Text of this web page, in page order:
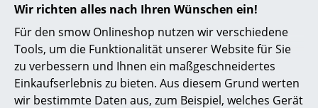
Wir richten alles nach Ihren Wünschen ein!
Für den smow Onlineshop nutzen wir verschiedene
Tools, um die Funktionalität unserer Website für Sie
zu verbessern und Ihnen ein maßgeschneidertes
Einkaufserlebnis zu bieten. Aus diesem Grund werten
wir bestimmte Daten aus, zum Beispiel, welches Gerät
Doppelbetten
Einzelbetten
Stapelbetten